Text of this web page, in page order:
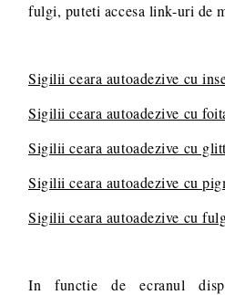
fulgi, puteti accesa link-uri de
Sigilii ceara autoadezive cu
Sigilii ceara autoadezive cu
Sigilii ceara autoadezive cu
Sigilii ceara autoadezive cu
Sigilii ceara autoadezive cu
In functie de ecranul